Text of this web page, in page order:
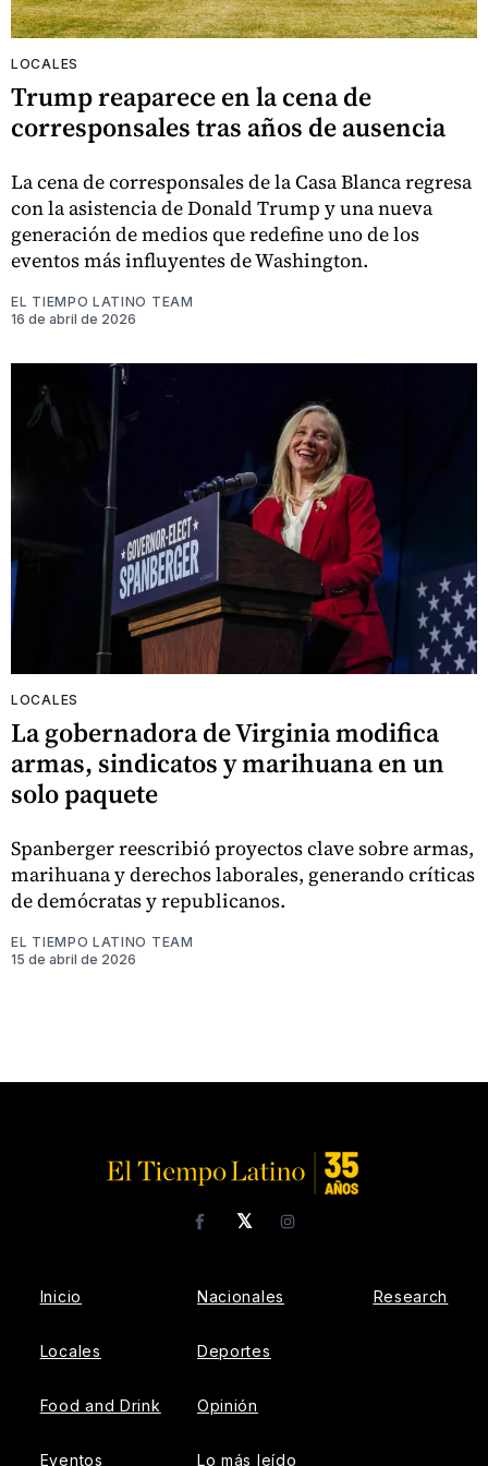
LOCALES
Trump reaparece en la cena de
corresponsales tras años de ausencia
La cena de corresponsales de la Casa Blanca regresa
con la asistencia de Donald Trump y una nueva
generación de medios que redefine uno de los
eventos más influyentes de Washington.
EL TIEMPO LATINO TEAM
16 de abril de 2026
LOCALES
La gobernadora de Virginia modifica
armas, sindicatos y marihuana en un
solo paquete
Spanberger reescribió proyectos clave sobre armas,
marihuana y derechos laborales, generando críticas
de demócratas y republicanos.
EL TIEMPO LATINO TEAM
15 de abril de 2026
𝕏
FacebookInstagram
Inicio
Locales
Food and Drink
Eventos
Nacionales
Deportes
Opinión
Lo más leído
Research